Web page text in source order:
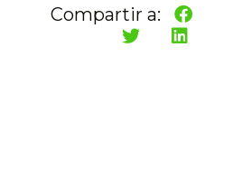
Compartir a: